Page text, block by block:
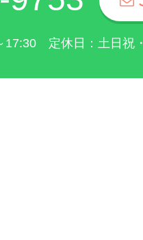
17:30 定休日：土日祝